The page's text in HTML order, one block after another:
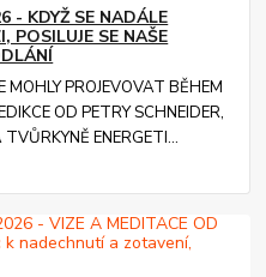
- KDYŽ SE NADÁLE
POSILUJE SE NAŠE
MOHLY PROJEVOVAT BĚHEM
OD PETRY SCHNEIDER,
ENERGETI...